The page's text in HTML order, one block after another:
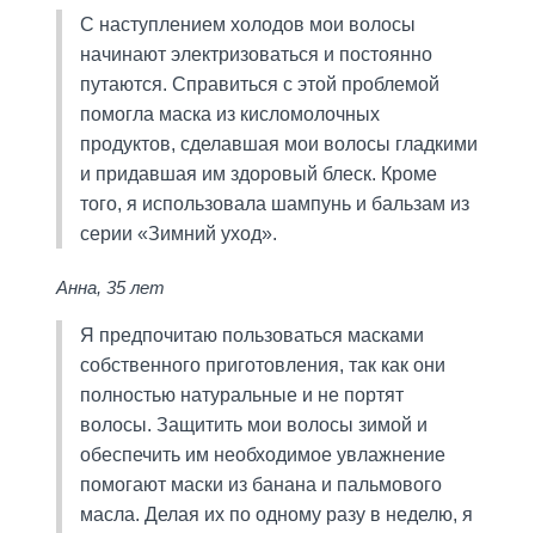
С наступлением холодов мои волосы
начинают электризоваться и постоянно
путаются. Справиться с этой проблемой
помогла маска из кисломолочных
продуктов, сделавшая мои волосы гладкими
и придавшая им здоровый блеск. Кроме
того, я использовала шампунь и бальзам из
серии «Зимний уход».
Анна, 35 лет
Я предпочитаю пользоваться масками
собственного приготовления, так как они
полностью натуральные и не портят
волосы. Защитить мои волосы зимой и
обеспечить им необходимое увлажнение
помогают маски из банана и пальмового
масла. Делая их по одному разу в неделю, я